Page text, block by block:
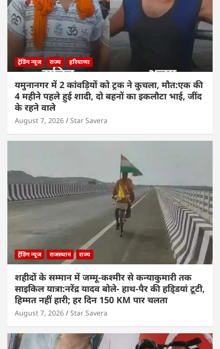
ट्रेंडिंग न्यूज राज्य हरियाणा
यमुनानगर में 2 कांवड़ियों को ट्रक ने कुचला, मौत:एक की
4 महीने पहले हुई शादी, दो बहनों का इकलौटा भाई, जींद
के रहने वाले
August 7, 2026 Star Savera
ट्रेंडिंग न्यूज राजस्थान राज्य
शहीदों के सम्मान में जम्मू-कश्मीर से कन्याकुमारी तक
साइकिल यात्रा:नरेंद्र यादव बोले- हाथ-पैर की हडि्डयां टूटी,
हिम्मत नहीं हारी; हर दिन 150 KM पार चलता
August 7, 2026 Star Savera